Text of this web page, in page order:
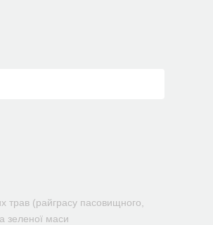
трав (райграсу пасовищного,
зеленої маси